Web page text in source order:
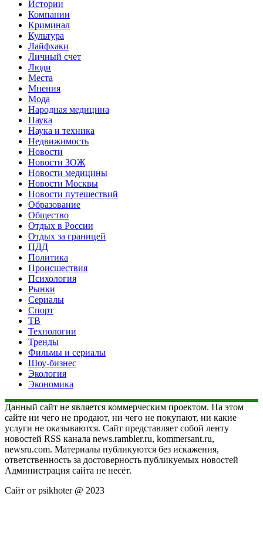
Истории
Компании
Криминал
Культура
Лайфхаки
Личный счет
Люди
Места
Мнения
Мода
Народная медицина
Наука
Наука и техника
Недвижимость
Новости
Новости ЗОЖ
Новости медицины
Новости Москвы
Новости путешествий
Образование
Общество
Отдых в России
Отдых за границей
ПДД
Политика
Происшествия
Психология
Рынки
Сериалы
Спорт
ТВ
Технологии
Тренды
Фильмы и сериалы
Шоу-бизнес
Экология
Экономика
Данный сайт не является коммерческим проектом. На этом
сайте ни чего не продают, ни чего не покупают, ни какие
услуги не оказываются. Сайт представляет собой ленту
новостей RSS канала news.rambler.ru, kommersant.ru,
newsru.com. Материалы публикуются без искажения,
ответственность за достоверность публикуемых новостей
Администрация сайта не несёт.
Сайт от psikhoter @ 2023